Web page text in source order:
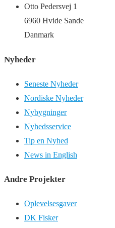
Otto Pedersvej 1
6960 Hvide Sande
Danmark
Nyheder
Seneste Nyheder
Nordiske Nyheder
Nybygninger
Nyhedsservice
Tip en Nyhed
News in English
Andre Projekter
Oplevelsesgaver
DK Fisker